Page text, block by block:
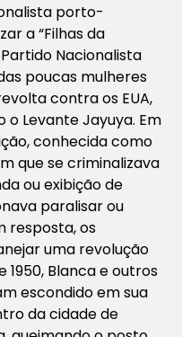
porto-
a “Filhas da
Nacionalista
poucas mulheres
contra os EUA,
Levante Jayuya. Em
conhecida como
que se criminalizava
ou exibição de
paralisar ou
resposta, os
uma revolução
1950, Blanca e outros
escondido em sua
da cidade de